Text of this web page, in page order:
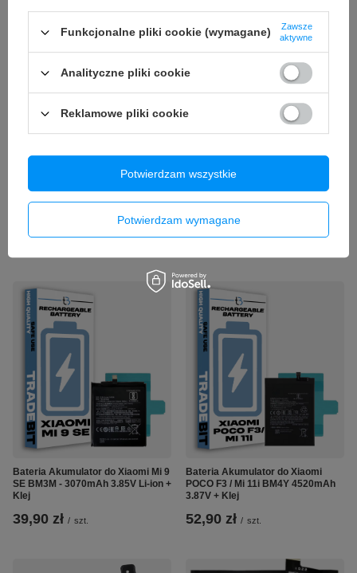
Bateria Akumulator do Xiaomi
POCO F2 Pro BM4Q 4700mAh
45,00 zł
Bateria Akumulator do Xiaomi
Redmi 10X / 9 / Note 9 BM4S
4520mAh + Klej
44,90 zł
Bateria Akumulator do Xiaomi Mi 9
SE BM3M - 3070mAh 3.85V Li-ion +
Klej
39,90 zł / szt.
Bateria Akumulator do Xiaomi
POCO F3 / Mi 11i BM4Y 4520mAh
3.87V + Klej
52,90 zł / szt.
Funkcjonalne pliki cookie (wymagane)
Zawsze
aktywne
Analityczne pliki cookie
Reklamowe pliki cookie
Potwierdzam wymagane
Potwierdzam wszystkie